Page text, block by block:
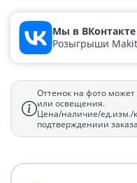
Мы в ВКонтакте
Розыгрыши
Оттенок на фото может
или освещения.
Цена/наличие/ед.изм./
подтверждениии